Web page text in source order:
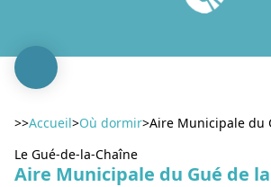
>>Accueil>Où dormir>Aire Municipale du
Le Gué-de-la-Chaîne
Aire Municipale du Gué de